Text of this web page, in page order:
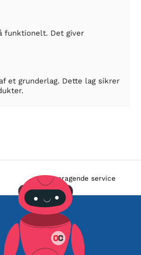
funktionelt. Det giver
et grunderlag. Dette lag sikrer
Fremragende service